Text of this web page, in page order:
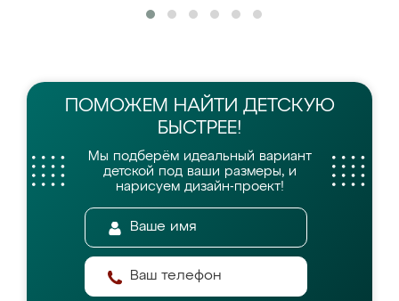
ПОМОЖЕМ НАЙТИ ДЕТСКУЮ
БЫСТРЕЕ!
Мы подберём идеальный вариант
детской под ваши размеры, и
нарисуем дизайн-проект!